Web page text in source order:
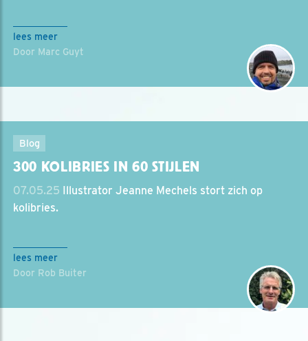
lees meer
Door Marc Guyt
Blog
300 KOLIBRIES IN 60 STIJLEN
07.05.25 Illustrator Jeanne Mechels stort zich op
kolibries.
lees meer
Door Rob Buiter